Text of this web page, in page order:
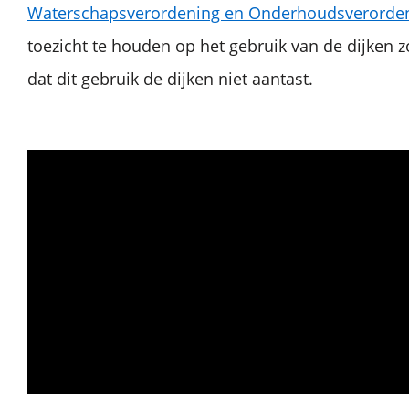
Waterschapsverordening en
toezicht te houden op het gebruik van de dijken
dat dit gebruik de dijken niet aantast.